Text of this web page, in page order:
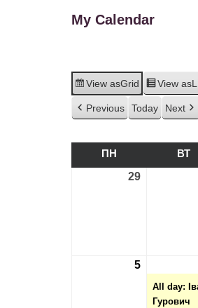
My Calendar
View asGrid View as
Previous Today Next
ПН ПОНЕДІЛОКВТ
29
5
All day:
Гурович